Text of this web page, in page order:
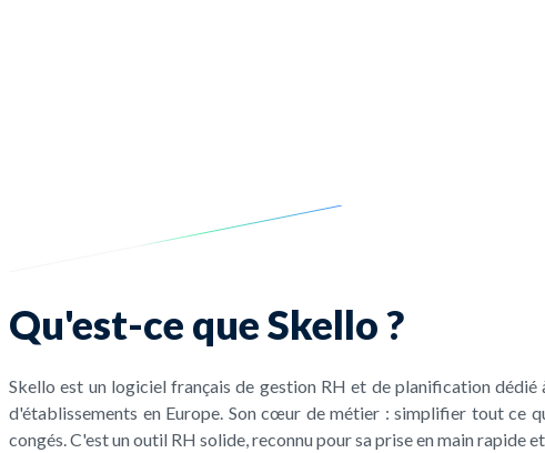
Qu'est-ce que Skello ?
Skello est un logiciel français de gestion RH et de planification
d'établissements en Europe. Son cœur de métier : simplifier tout ce
congés. C'est un outil RH solide, reconnu pour sa prise en main rapide